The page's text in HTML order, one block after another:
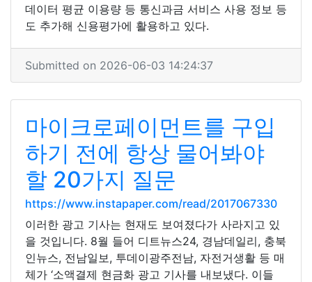
데이터 평균 이용량 등 통신과금 서비스 사용 정보 등
도 추가해 신용평가에 활용하고 있다.
Submitted on 2026-06-03 14:24:37
마이크로페이먼트를 구입
하기 전에 항상 물어봐야
할 20가지 질문
https://www.instapaper.com/read/2017067330
이러한 광고 기사는 현재도 보여졌다가 사라지고 있
을 것입니다. 8월 들어 디트뉴스24, 경남데일리, 충북
인뉴스, 전남일보, 투데이광주전남, 자전거생활 등 매
체가 ‘소액결제 현금화 광고 기사를 내보냈다. 이들